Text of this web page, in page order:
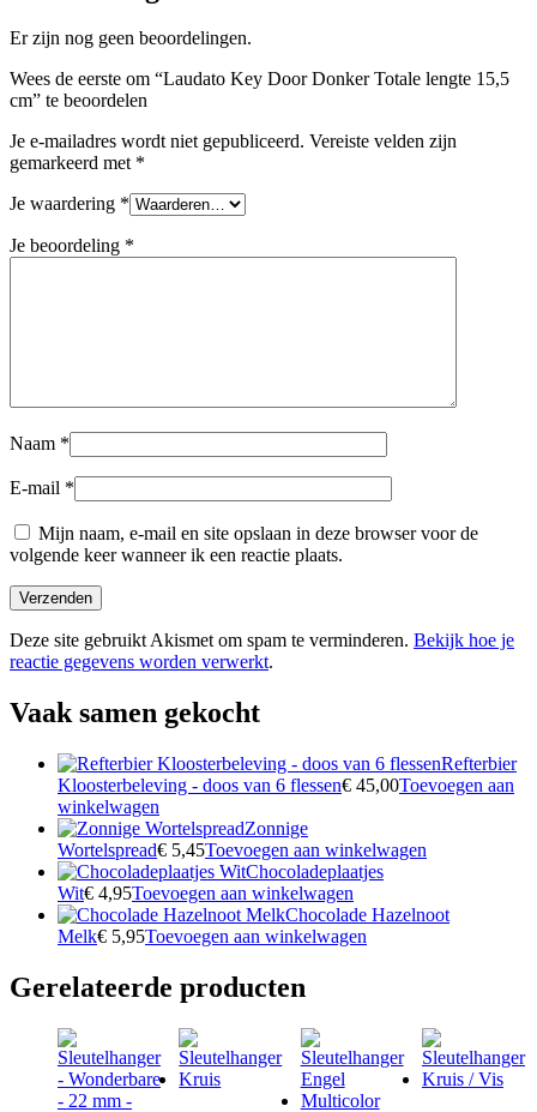
Er zijn nog geen beoordelingen.
Wees de eerste om “Laudato Key Door Donker Totale lengte 15,5
cm” te beoordelen
Je e-mailadres wordt niet gepubliceerd. Vereiste velden zijn
gemarkeerd met *
Je waardering *
Je beoordeling *
Naam *
E-mail *
Mijn naam, e-mail en site opslaan in deze browser voor de
volgende keer wanneer ik een reactie plaats.
Deze site gebruikt Akismet om spam te verminderen. Bekijk hoe je
reactie gegevens worden verwerkt.
Vaak samen gekocht
Refterbier
Kloosterbeleving - doos van 6 flessen€ 45,00Toevoegen aan
winkelwagen
Zonnige
Wortelspread€ 5,45Toevoegen aan winkelwagen
Chocoladeplaatjes
Wit€ 4,95Toevoegen aan winkelwagen
Chocolade Hazelnoot
Melk€ 5,95Toevoegen aan winkelwagen
Gerelateerde producten